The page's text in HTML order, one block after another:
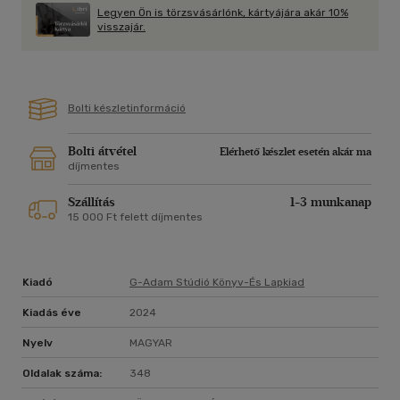
Eddig azt hittük, mindannyian ismerjük az NBA ikonikus
legendáit és azoknak titkait - Phil Jackson önéletrajzát
Legyen Ön is törzsvásárlónk, kártyájára akár 10%
visszajár.
Bolti készletinformáció
Bolti átvétel
Elérhető készlet esetén akár ma
díjmentes
Szállítás 1-3 munkanap
15 000 Ft felett díjmentes
Kiadó G-Adam Stúdió Könyv-És Lapkiad
Kiadás éve 2024
Nyelv MAGYAR
Oldalak száma: 348